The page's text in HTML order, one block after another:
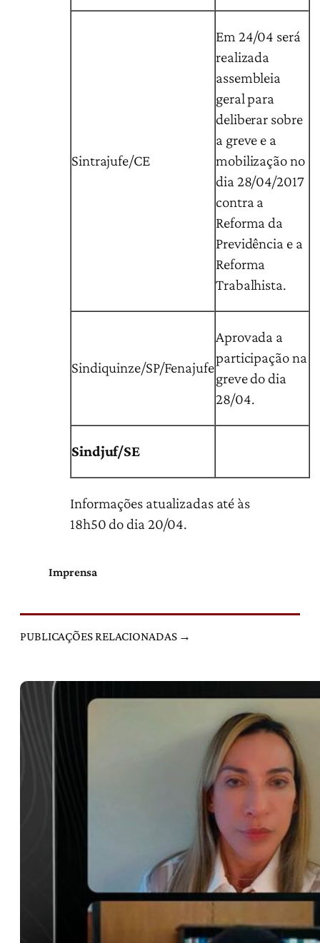
Sintrajufe/CE
Em 24/04 será
realizada
assembleia
geral para
deliberar sobre
a greve e a
mobilização no
dia 28/04/2017
contra a
Reforma da
Previdência e a
Reforma
Trabalhista.
Sindiquinze/SP/Fenajufe
Aprovada a
participação na
greve do dia
28/04.
Sindjuf/SE
Informações atualizadas até às
18h50 do dia 20/04.
Imprensa
PUBLICAÇÕES RELACIONADAS →